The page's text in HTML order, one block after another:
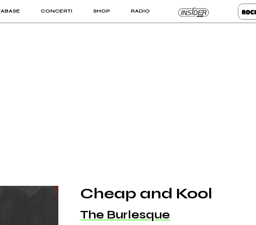
CONCERTI SHOP RADIO
PRO
Cheap and Kool
The Burlesque